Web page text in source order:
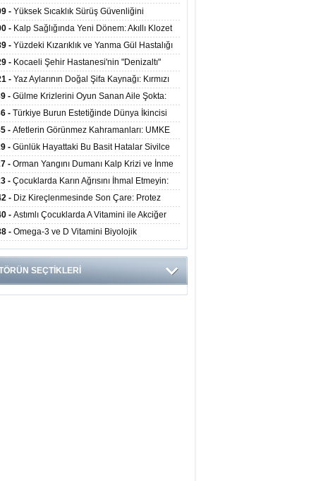
- Yüksek Sıcaklık Sürüş Güvenliğini
40 Derecede Güvenli Sürüş Süresi 53
İniyor
- Kalp Sağlığında Yeni Dönem: Akıllı Klozet
30 Saniyede Ritim Bozukluğunu Tespit
- Yüzdeki Kızarıklık ve Yanma Gül Hastalığı
Belirtisi Olabilir
- Kocaeli Şehir Hastanesi'nin "Denizaltı"
Ünitesi Hastalara Umut Oluyor
- Yaz Aylarının Doğal Şifa Kaynağı: Kırmızı
Bağışıklığı ve Kalbi Koruyor
- Gülme Krizlerini Oyun Sanan Aile Şokta:
Çocuk 8 Kez Felç Geçirdi
- Türkiye Burun Estetiğinde Dünya İkincisi
- Afetlerin Görünmez Kahramanları: UMKE
Görev Başında
- Günlük Hayattaki Bu Basit Hatalar Sivilce
Tetikliyor
- Orman Yangını Dumanı Kalp Krizi ve İnme
Artırıyor
- Çocuklarda Karın Ağrısını İhmal Etmeyin:
Habercisi Olabilir
- Diz Kireçlenmesinde Son Çare: Protez
İle Yaşam Kalitesi Artıyor
- Astımlı Çocuklarda A Vitamini ile Akciğer
Arasında Bağlantı Bulundu
- Omega-3 ve D Vitamini Biyolojik
Yavaşlatabilir
SEÇTİKLERİ